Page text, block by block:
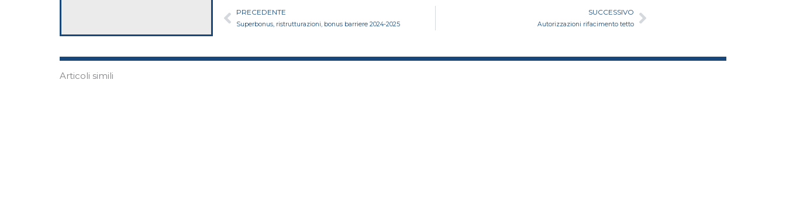
Precedente
PRECEDENTE
Superbonus, ristrutturazioni, bonus barriere 2024-2025
SUCCESSIVO
Autorizzazioni rifacimento tetto
Successivo
Articoli simili